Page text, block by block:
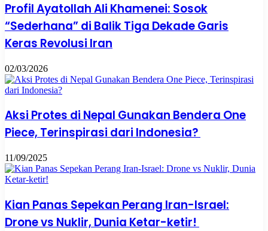
Profil Ayatollah Ali Khamenei: Sosok
“Sederhana” di Balik Tiga Dekade Garis
Keras Revolusi Iran
02/03/2026
Aksi Protes di Nepal Gunakan Bendera One
Piece, Terinspirasi dari Indonesia?
11/09/2025
Kian Panas Sepekan Perang Iran-Israel:
Drone vs Nuklir, Dunia Ketar-ketir!